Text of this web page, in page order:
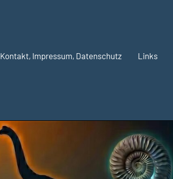
Kontakt, Impressum, Datenschutz Links